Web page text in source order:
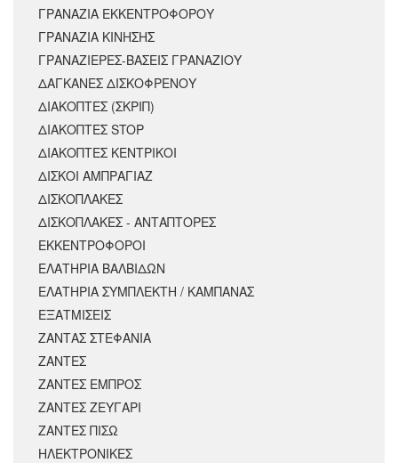
ΓΡΑΝΑΖΙΑ ΕΚΚΕΝΤΡΟΦΟΡΟΥ
ΓΡΑΝΑΖΙΑ ΚΙΝΗΣΗΣ
ΓΡΑΝΑΖΙΕΡΕΣ-ΒΑΣΕΙΣ ΓΡΑΝΑΖΙΟΥ
ΔΑΓΚΑΝΕΣ ΔΙΣΚΟΦΡΕΝΟΥ
ΔΙΑΚΟΠΤΕΣ (ΣΚΡΙΠ)
ΔΙΑΚΟΠΤΕΣ STOP
ΔΙΑΚΟΠΤΕΣ ΚΕΝΤΡΙΚΟΙ
ΔΙΣΚΟΙ ΑΜΠΡΑΓΙΑΖ
ΔΙΣΚΟΠΛΑΚΕΣ
ΔΙΣΚΟΠΛΑΚΕΣ - ΑΝΤΑΠΤΟΡΕΣ
ΕΚΚΕΝΤΡΟΦΟΡΟΙ
ΕΛΑΤΗΡΙΑ ΒΑΛΒΙΔΩΝ
ΕΛΑΤΗΡΙΑ ΣΥΜΠΛΕΚΤΗ / ΚΑΜΠΑΝΑΣ
ΕΞΑΤΜΙΣΕΙΣ
ΖΑΝΤΑΣ ΣΤΕΦΑΝΙΑ
ΖΑΝΤΕΣ
ΖΑΝΤΕΣ ΕΜΠΡΟΣ
ΖΑΝΤΕΣ ΖΕΥΓΑΡΙ
ΖΑΝΤΕΣ ΠΙΣΩ
ΗΛΕΚΤΡΟΝΙΚΕΣ